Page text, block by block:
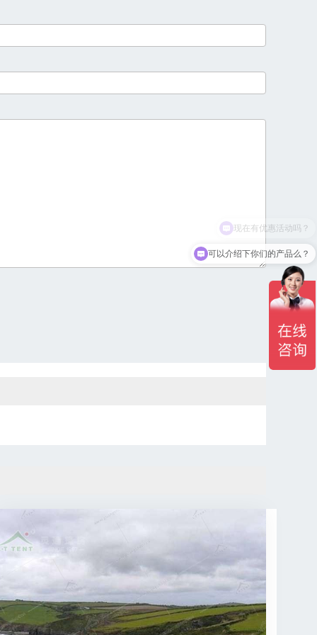
可以介绍下你们的产品么？